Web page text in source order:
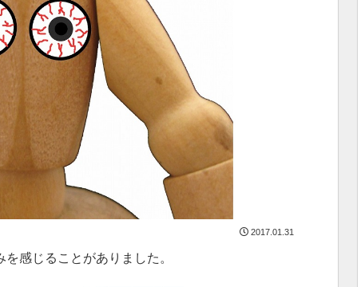
2017.01.31
感じることがありました。